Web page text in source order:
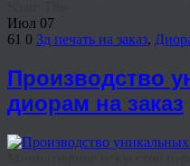
Июл 07
61 0 3д печать на заказ,
Производство
диорам на заказ